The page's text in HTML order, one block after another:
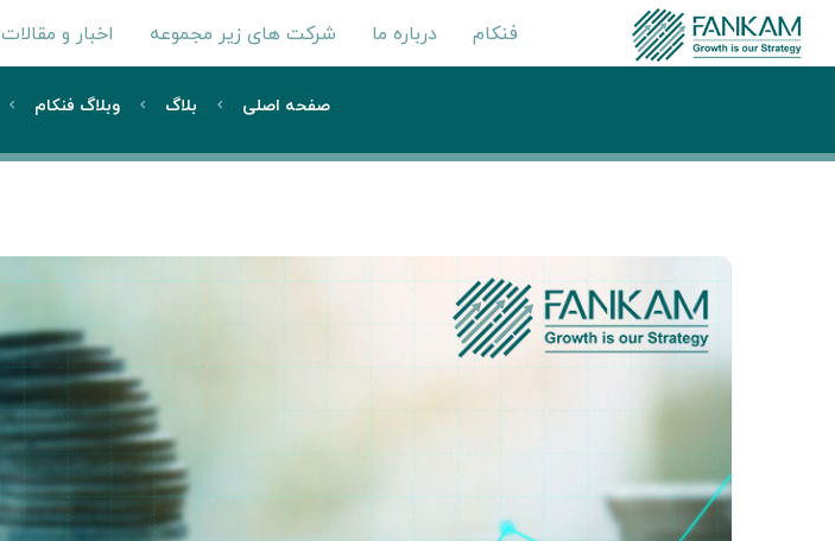
فنکام درباره ما شرکت های زیر مجموعه اخبار و مقالات
صفحه اصلی بلاگ وبلاگ فنکام